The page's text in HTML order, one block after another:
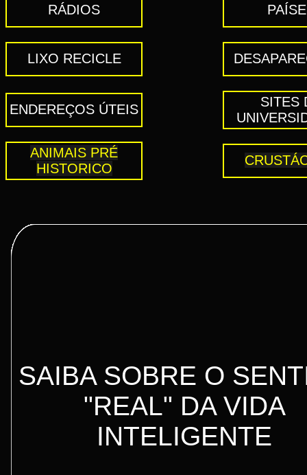
RÁDIOS
LIXO RECICLE
ENDEREÇOS ÚTEIS
SITES
ANIMAIS PRÉ
HISTORICO
SAIBA SOBRE O
"REAL" DA VIDA
INTELIGENTE